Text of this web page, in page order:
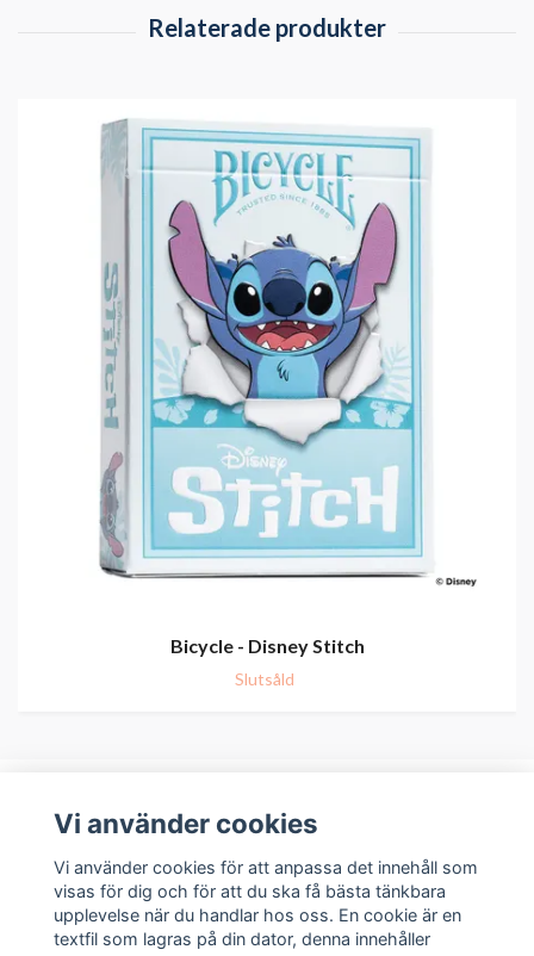
Bicycle - Disney Stitch
Slutsåld
Kundservice
Vi använder cookies
Vi använder cookies för att anpassa det innehåll som
visas för dig och för att du ska få bästa tänkbara
upplevelse när du handlar hos oss. En cookie är en
textfil som lagras på din dator, denna innehåller